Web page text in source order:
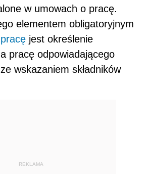
w umowach o pracę.
elementem obligatoryjnym
jest określenie
pracę odpowiadającego
wskazaniem składników
REKLAMA